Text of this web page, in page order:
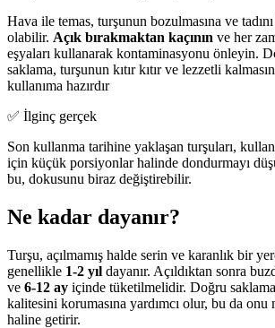
Hava ile temas, turşunun bozulmasına ve
olabilir. Açık bırakmaktan kaçının ve her
eşyaları kullanarak kontaminasyonu önleyin.
saklama, turşunun kıtır kıtır ve lezzetli
kullanıma hazırdır
✅ İlginç gerçek
Son kullanma tarihine yaklaşan turşuları,
için küçük porsiyonlar halinde dondurmayı
bu, dokusunu biraz değiştirebilir.
Ne kadar dayanır?
Turşu, açılmamış halde serin ve karanlık bir
genellikle 1-2 yıl dayanır. Açıldıktan sonra
ve 6-12 ay içinde tüketilmelidir. Doğru
kalitesini korumasına yardımcı olur, bu da
haline getirir.